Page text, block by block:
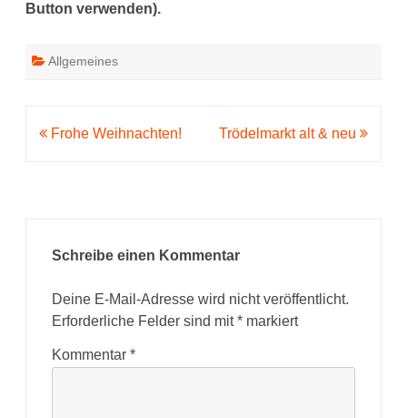
Button verwenden).
Allgemeines
Beitragsnavigation
Frohe Weihnachten! Trödelmarkt alt & neu
Schreibe einen Kommentar
Deine E-Mail-Adresse wird nicht veröffentlicht.
Erforderliche Felder sind mit* markiert
Kommentar *